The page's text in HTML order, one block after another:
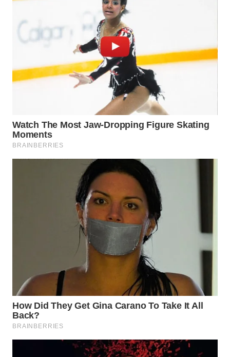
TANJUNG
LESUNG
WN
KARO
SIMALUNGUN
WN
LABUHANBATU
TEBING
TINGGI
WN
PAKPAK